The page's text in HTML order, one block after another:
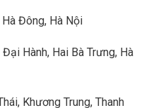
Đông, Hà Nội
Hành, Hai Bà Trưng, Hà
Khương Trung, Thanh